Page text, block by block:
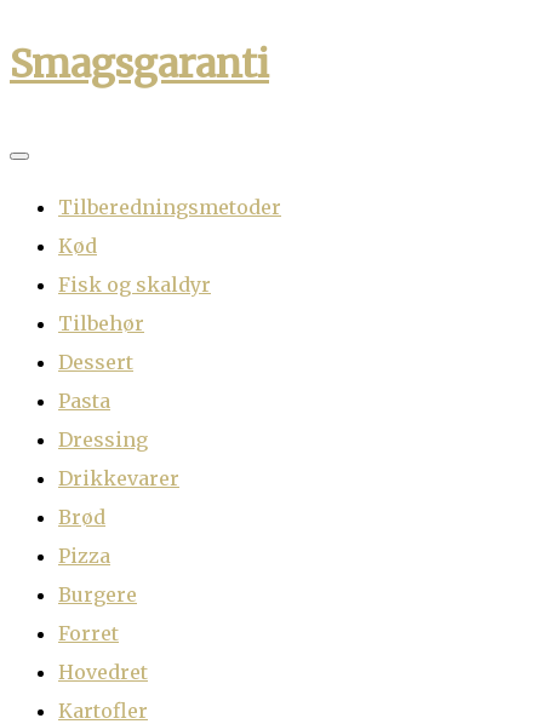
Skip
to
Smagsgaranti
Tilberedningsmetoder
Kød
Fisk og skaldyr
Tilbehør
Dessert
Pasta
Dressing
Drikkevarer
Brød
Pizza
Burgere
Forret
Hovedret
Kartofler